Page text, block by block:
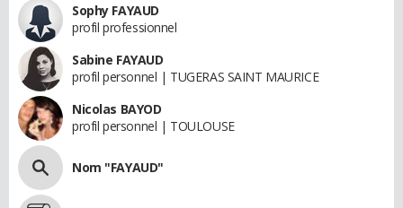
Sophy FAYAUD
profil professionnel
Sabine FAYAUD
profil personnel | TUGERAS SAINT MAURICE
Nicolas BAYOD
profil personnel | TOULOUSE
Nom "FAYAUD"